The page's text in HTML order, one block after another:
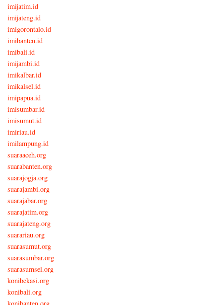
imijatim.id
imijateng.id
imigorontalo.id
imibanten.id
imibali.id
imijambi.id
imikalbar.id
imikalsel.id
imipapua.id
imisumbar.id
imisumut.id
imiriau.id
imilampung.id
suaraaceh.org
suarabanten.org
suarajogja.org
suarajambi.org
suarajabar.org
suarajatim.org
suarajateng.org
suarariau.org
suarasumut.org
suarasumbar.org
suarasumsel.org
konibekasi.org
konibali.org